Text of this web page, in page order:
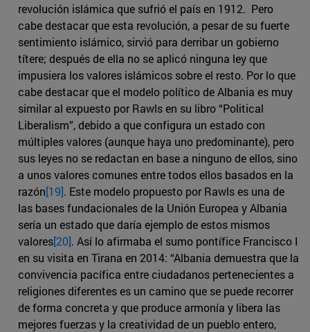
revolución islámica que sufrió el país en 1912. Pero
cabe destacar que esta revolución, a pesar de su fuerte
sentimiento islámico, sirvió para derribar un gobierno
títere; después de ella no se aplicó ninguna ley que
impusiera los valores islámicos sobre el resto. Por lo que
cabe destacar que el modelo político de Albania es muy
similar al expuesto por Rawls en su libro “Political
Liberalism”, debido a que configura un estado con
múltiples valores (aunque haya uno predominante), pero
sus leyes no se redactan en base a ninguno de ellos, sino
a unos valores comunes entre todos ellos basados en la
razón[19]. Este modelo propuesto por Rawls es una de
las bases fundacionales de la Unión Europea y Albania
sería un estado que daría ejemplo de estos mismos
valores[20]. Así lo afirmaba el sumo pontífice Francisco I
en su visita en Tirana en 2014: “Albania demuestra que la
convivencia pacífica entre ciudadanos pertenecientes a
religiones diferentes es un camino que se puede recorrer
de forma concreta y que produce armonía y libera las
mejores fuerzas y la creatividad de un pueblo entero,